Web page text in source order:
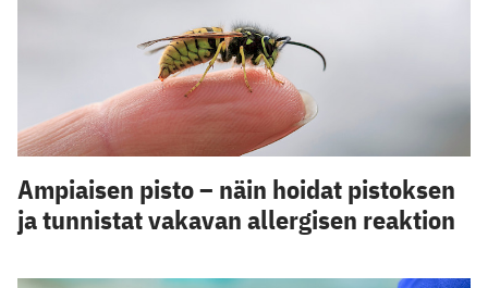
Ampiaisen pisto – näin hoidat pistoksen
ja tunnistat vakavan allergisen reaktion